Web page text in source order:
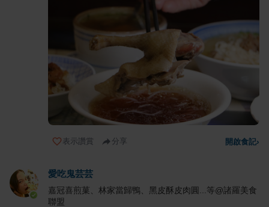
表示讚賞 分享 開啟食記›
愛吃鬼芸芸
嘉冠喜煎菓、林家當歸鴨、黑皮酥皮肉圓...等@諸羅美食
聯盟